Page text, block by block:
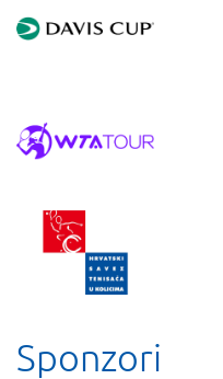
Sponzori